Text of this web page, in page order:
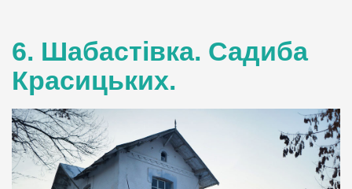
6. Шабастівка. Садиба
Красицьких.